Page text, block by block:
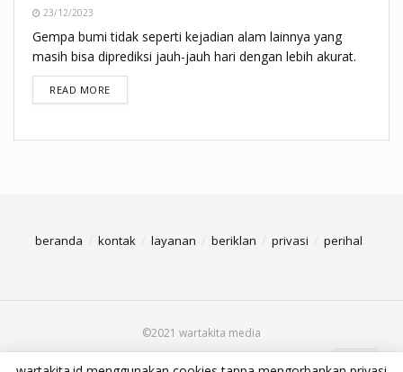
23/12/2023
Gempa bumi tidak seperti kejadian alam lainnya yang
masih bisa diprediksi jauh-jauh hari dengan lebih akurat.
READ MOREDETAILS
beranda kontak layanan beriklan privasi perihal
©2021 wartakita media